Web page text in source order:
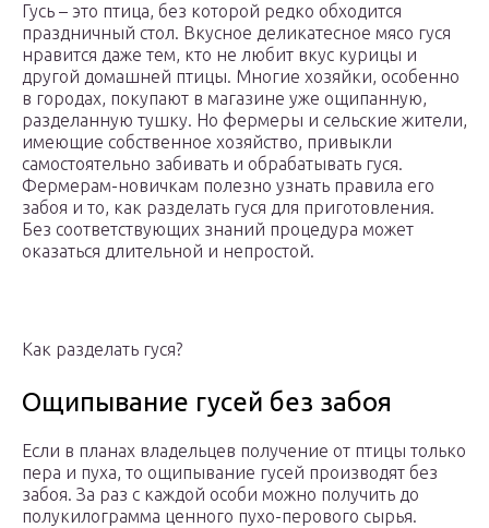
Гусь – это птица, без которой редко обходится
праздничный стол. Вкусное деликатесное мясо гуся
нравится даже тем, кто не любит вкус курицы и
другой домашней птицы. Многие хозяйки, особенно
в городах, покупают в магазине уже ощипанную,
разделанную тушку. Но фермеры и сельские жители,
имеющие собственное хозяйство, привыкли
самостоятельно забивать и обрабатывать гуся.
Фермерам-новичкам полезно узнать правила его
забоя и то, как разделать гуся для приготовления.
Без соответствующих знаний процедура может
оказаться длительной и непростой.
Как разделать гуся?
Ощипывание гусей без забоя
Если в планах владельцев получение от птицы только
пера и пуха, то ощипывание гусей производят без
забоя. За раз с каждой особи можно получить до
полукилограмма ценного пухо-перового сырья.